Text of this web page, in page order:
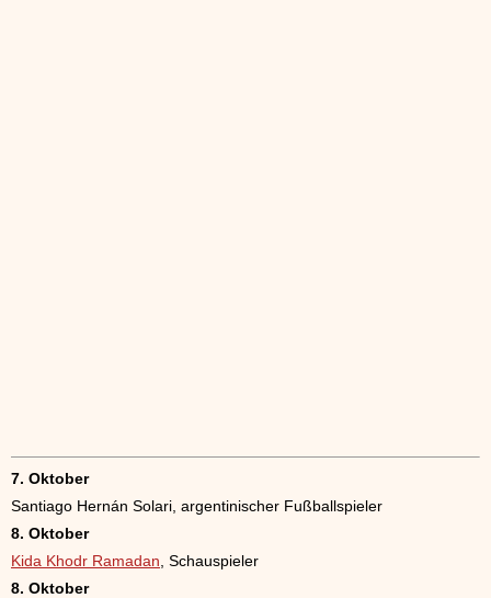
7. Oktober
Santiago Hernán Solari, argentinischer Fußballspieler
8. Oktober
Kida Khodr Ramadan , Schauspieler
8. Oktober